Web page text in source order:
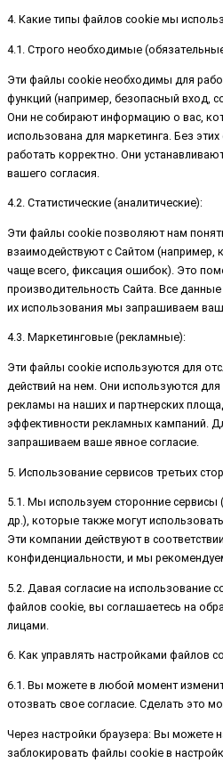
4. Какие типы файлов cookie мы
4.1. Строго необходимые
Эти файлы cookie необходимы для
функций (например, безопасный вход,
Они не собирают информацию о вас,
использована для маркетинга. Без
работать корректно. Они
вашего согласия.
4.2. Статистические (аналитические):
Эти файлы cookie позволяют нам
взаимодействуют с Сайтом (например,
чаще всего, фиксация ошибок). Это
производительность Сайта. Все
их использования мы запрашиваем
4.3. Маркетинговые (рекламные):
Эти файлы cookie используются для
действий на нем. Они используются
рекламы на наших и партнерских
эффективности рекламных кампаний.
запрашиваем ваше явное согласие.
5. Использование сервисов третьих
5.1. Мы используем сторонние сервисы
др.), которые также могут
Эти компании действуют в
конфиденциальности, и мы
5.2. Давая согласие на использование
файлов cookie, вы соглашаетесь на
лицами.
6. Как управлять настройками файлов
6.1. Вы можете в любой момент
отозвать свое согласие. Сделать это
Через настройки браузера: Вы можете
заблокировать файлы cookie в